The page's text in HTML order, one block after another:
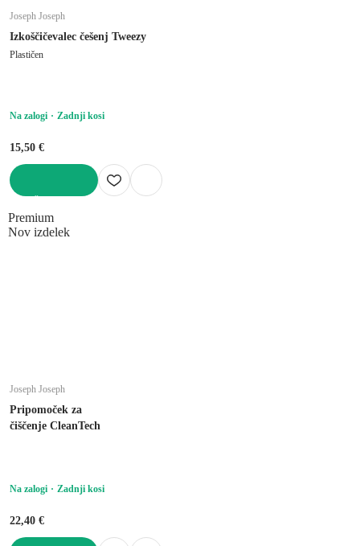
Joseph Joseph
Izkoščičevalec češenj Tweezy
Plastičen
Na zalogi Zadnji kosi
15,50 €
Premium
Nov izdelek
Joseph Joseph
Pripomoček za
čiščenje CleanTech
Na zalogi Zadnji kosi
22,40 €